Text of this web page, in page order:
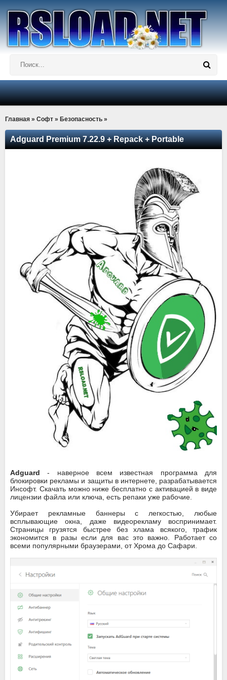
Главная » Софт » Безопасность »
Adguard Premium 7.22.9 + Repack + Portable
Adguard - наверное всем известная программа для
блокировки рекламы и защиты в интернете, разрабатывается
Инсофт. Скачать можно ниже бесплатно с активацией в виде
лицензии файла или ключа, есть репаки уже рабочие.
Убирает рекламные баннеры с легкостью, любые
всплывающие окна, даже видеорекламу воспринимает.
Страницы грузятся быстрее без хлама всякого, трафик
экономится в разы если для вас это важно. Работает со
всеми популярными браузерами, от Хрома до Сафари.